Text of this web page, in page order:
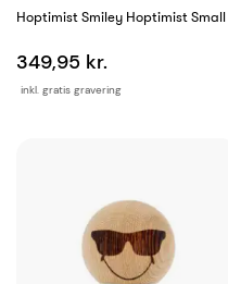
Hoptimist Smiley Hoptimist Small
inkl. gratis gravering
349,95 kr.